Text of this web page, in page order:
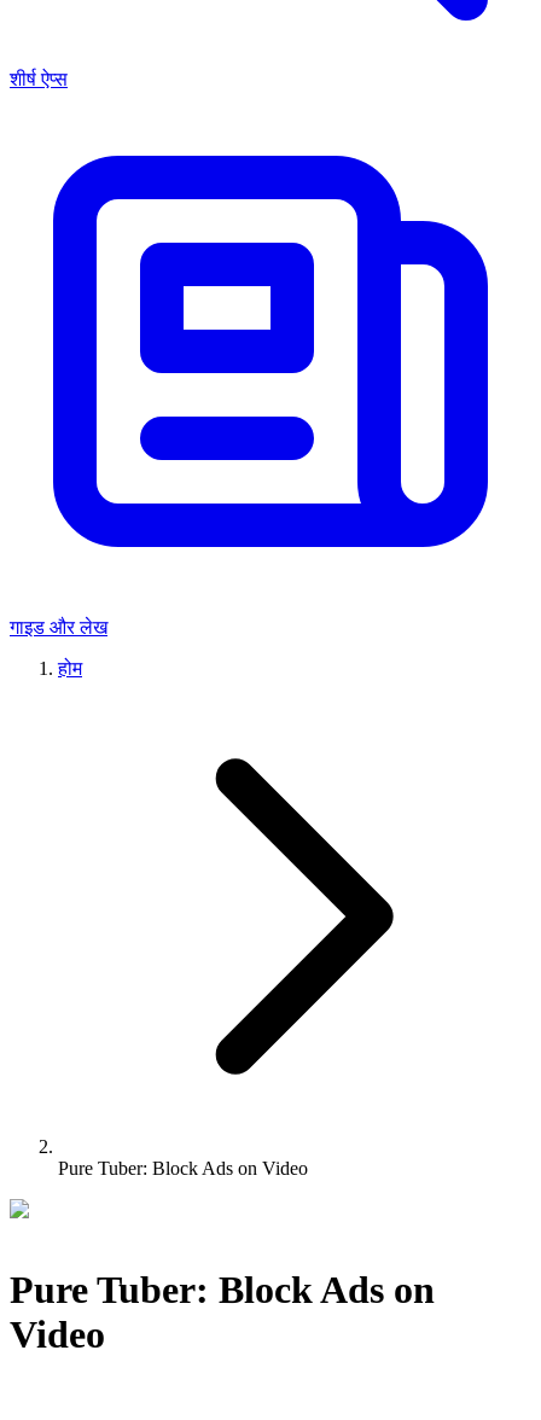
शीर्ष ऐप्स
गाइड और लेख
होम
Pure Tuber: Block Ads on Video
Pure Tuber: Block Ads on
Video